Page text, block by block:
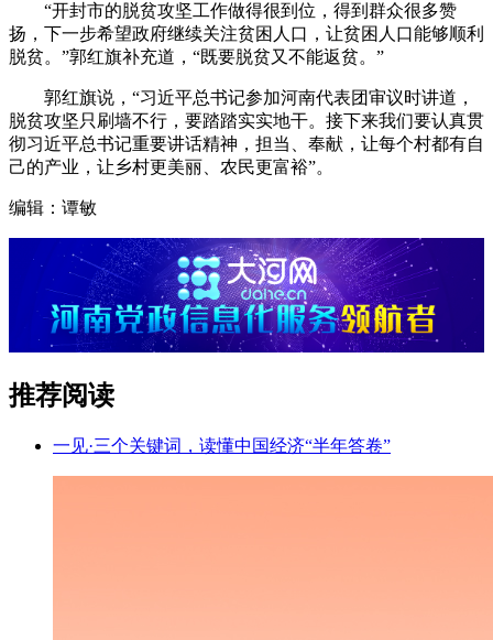
“开封市的脱贫攻坚工作做得很到位，得到群众很多赞
扬，下一步希望政府继续关注贫困人口，让贫困人口能够顺利
脱贫。”郭红旗补充道，“既要脱贫又不能返贫。”
郭红旗说，“习近平总书记参加河南代表团审议时讲道，
脱贫攻坚只刷墙不行，要踏踏实实地干。接下来我们要认真贯
彻习近平总书记重要讲话精神，担当、奉献，让每个村都有自
己的产业，让乡村更美丽、农民更富裕”。
编辑：谭敏
推荐阅读
一见·三个关键词，读懂中国经济“半年答卷”